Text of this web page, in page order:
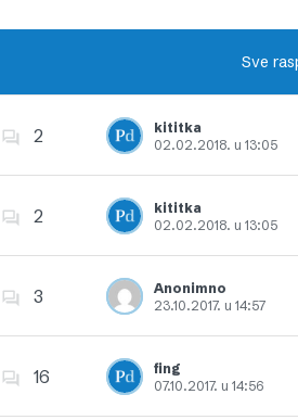
Sve
2
kititka
02.02.2018. u 13:05
Dodajte u favorite
2
kititka
02.02.2018. u 13:05
Dodajte u favorite
3
Anonimno
23.10.2017. u 14:57
Dodajte u favorite
16
fing
07.10.2017. u 14:56